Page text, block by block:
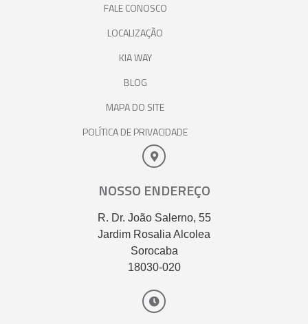
FALE CONOSCO
LOCALIZAÇÃO
KIA WAY
BLOG
MAPA DO SITE
POLÍTICA DE PRIVACIDADE
NOSSO ENDEREÇO
R. Dr. João Salerno, 55
Jardim Rosalia Alcolea
Sorocaba
18030-020